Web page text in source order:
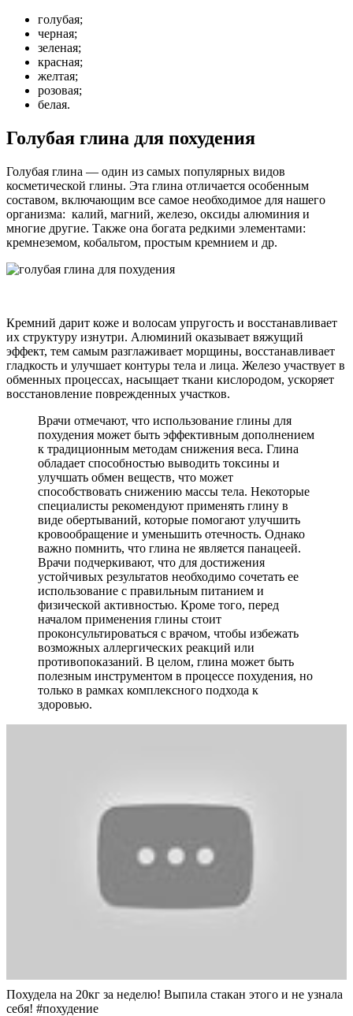
голубая;
черная;
зеленая;
красная;
желтая;
розовая;
белая.
Голубая глина для похудения
Голубая глина — один из самых популярных видов
косметической глины. Эта глина отличается особенным
составом, включающим все самое необходимое для нашего
организма: калий, магний, железо, оксиды алюминия и
многие другие. Также она богата редкими элементами:
кремнеземом, кобальтом, простым кремнием и др.
Кремний дарит коже и волосам упругость и восстанавливает
их структуру изнутри. Алюминий оказывает вяжущий
эффект, тем самым разглаживает морщины, восстанавливает
гладкость и улучшает контуры тела и лица. Железо участвует в
обменных процессах, насыщает ткани кислородом, ускоряет
восстановление поврежденных участков.
Врачи отмечают, что использование глины для
похудения может быть эффективным дополнением
к традиционным методам снижения веса. Глина
обладает способностью выводить токсины и
улучшать обмен веществ, что может
способствовать снижению массы тела. Некоторые
специалисты рекомендуют применять глину в
виде обертываний, которые помогают улучшить
кровообращение и уменьшить отечность. Однако
важно помнить, что глина не является панацеей.
Врачи подчеркивают, что для достижения
устойчивых результатов необходимо сочетать ее
использование с правильным питанием и
физической активностью. Кроме того, перед
началом применения глины стоит
проконсультироваться с врачом, чтобы избежать
возможных аллергических реакций или
противопоказаний. В целом, глина может быть
полезным инструментом в процессе похудения, но
только в рамках комплексного подхода к
здоровью.
Похудела на 20кг за неделю! Выпила стакан этого и не узнала
себя! #похудение